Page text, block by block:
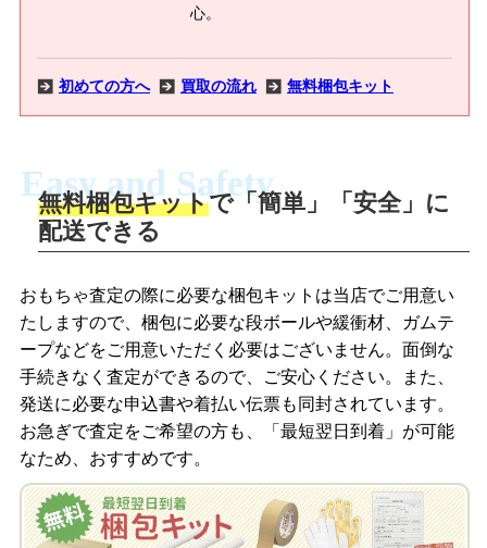
心。
初めての方へ 買取の流れ 無料梱包キット
商品撮影
商品を撮影して、査定フォームから画像
を送信します。
梱包キットをメールで申し込み
査定結果をメールで確認し、梱包キット
を申し込みます。梱包キットは送料無料
でお届けします。
LINEの友だち追加・査定画像を送信
「ジョニージョイLINE査定」を友だちに
追加し、スマートフォンなどのカメラで
撮影したおもちゃの写真をトーク中に送
梱包キットをLINEで申し込み
査定結果をLINEで確認し、梱包キットを
申し込みます。梱包キットは送料無料で
お届けします。
Easy and Safety
無料梱包キットで「簡単」「安全」に
配送できる
おもちゃ査定の際に必要な梱包キットは当店でご用意い
たしますので、梱包に必要な段ボールや緩衝材、ガムテ
ープなどをご用意いただく必要はございません。面倒な
手続きなく査定ができるので、ご安心ください。また、
発送に必要な申込書や着払い伝票も同封されています。
お急ぎで査定をご希望の方も、「最短翌日到着」が可能
なため、おすすめです。